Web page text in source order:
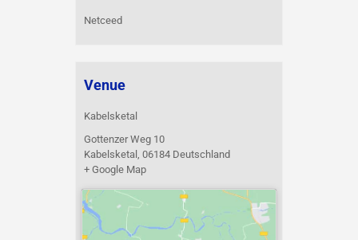
Netceed
Venue
Kabelsketal
Gottenzer Weg 10
Kabelsketal, 06184 Deutschland
+ Google Map